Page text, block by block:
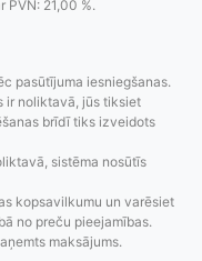
veidi un
bez
PVN: 21,00 %.
pasūtījuma iesniegšanas.
ir noliktavā, jūs tiksiet
brīdī tiks izveidots
sistēma nosūtīs
kopsavilkumu un varēsiet
no preču pieejamības.
maksājums.